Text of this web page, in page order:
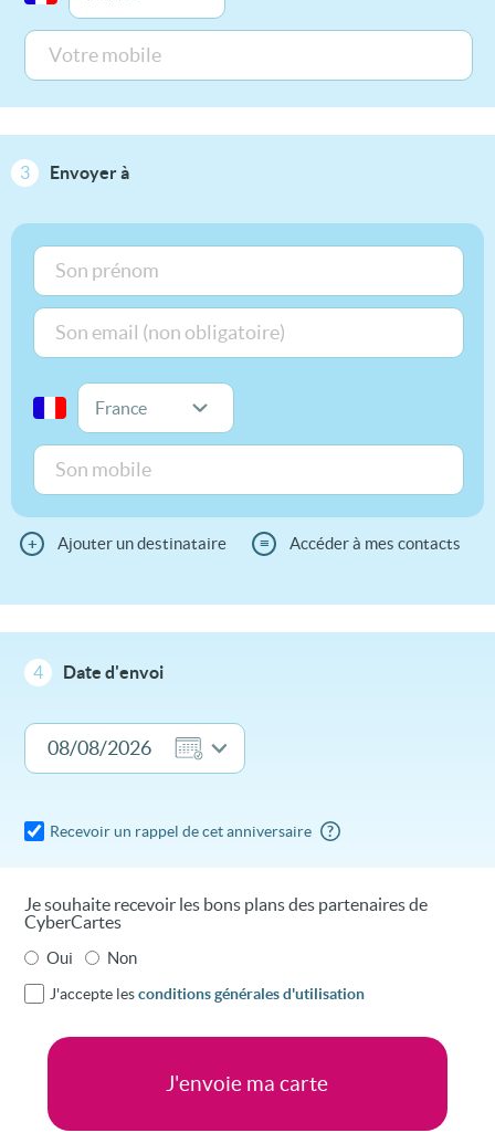
3 Envoyer à
+ Ajouter un destinataire ≡ Accéder à mes contacts
4 Date d'envoi
Recevoir un rappel de cet anniversaire ?
Je souhaite recevoir les bons plans des partenaires de
CyberCartes
Oui Non
J'accepte lesconditions générales d'utilisation